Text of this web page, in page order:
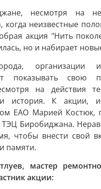
несмотря на
когда неизвестные
акция "Нить
но и набирает
организации
показывать свою
на действия
история. К акции,
ЕАО Марией Костюк,
ТЭЦ Биробиджана.
чтобы внести свой
памяти.
мастер
акции: